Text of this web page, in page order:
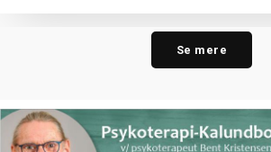
Se mere